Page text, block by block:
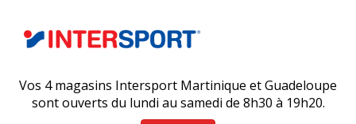
Vos 4 magasins Intersport Martinique et Guadeloupe
sont ouverts du lundi au samedi de 8h30 à 19h20.